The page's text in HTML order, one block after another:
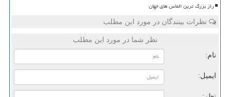
راز بزرگ ترین الماس های جهان
نظرات بینندگان در مورد این مطلب
نظر شما در مورد این مطلب
نام:
ایمیل: